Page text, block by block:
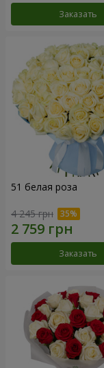
Заказать
51 белая роза
4 245 грн
Заказать